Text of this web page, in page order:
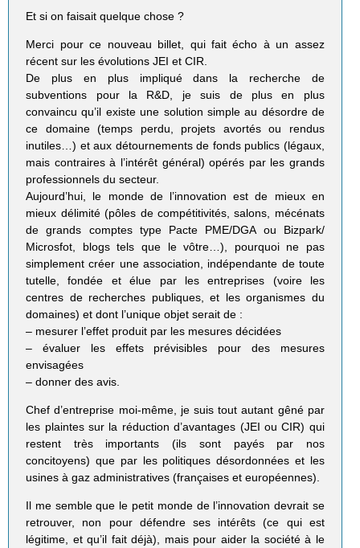
Et si on faisait quelque chose ?
Merci pour ce nouveau billet, qui fait écho à un assez
récent sur les évolutions JEI et CIR.
De plus en plus impliqué dans la recherche de
subventions pour la R&D, je suis de plus en plus
convaincu qu’il existe une solution simple au désordre de
ce domaine (temps perdu, projets avortés ou rendus
inutiles…) et aux détournements de fonds publics (légaux,
mais contraires à l’intérêt général) opérés par les grands
professionnels du secteur.
Aujourd’hui, le monde de l’innovation est de mieux en
mieux délimité (pôles de compétitivités, salons, mécénats
de grands comptes type Pacte PME/DGA ou Bizpark/
Microsfot, blogs tels que le vôtre…), pourquoi ne pas
simplement créer une association, indépendante de toute
tutelle, fondée et élue par les entreprises (voire les
centres de recherches publiques, et les organismes du
domaines) et dont l’unique objet serait de :
– mesurer l’effet produit par les mesures décidées
– évaluer les effets prévisibles pour des mesures
envisagées
– donner des avis.
Chef d’entreprise moi-même, je suis tout autant gêné par
les plaintes sur la réduction d’avantages (JEI ou CIR) qui
restent très importants (ils sont payés par nos
concitoyens) que par les politiques désordonnées et les
usines à gaz administratives (françaises et européennes).
Il me semble que le petit monde de l’innovation devrait se
retrouver, non pour défendre ses intérêts (ce qui est
légitime, et qu’il fait déjà), mais pour aider la société à le